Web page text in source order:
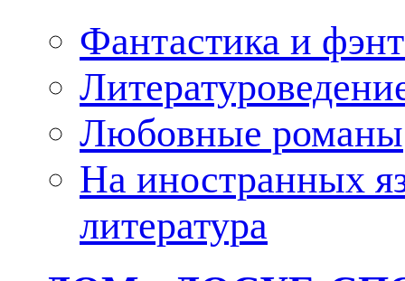
Фантастика и
Любовные романы
На иностранных
литература